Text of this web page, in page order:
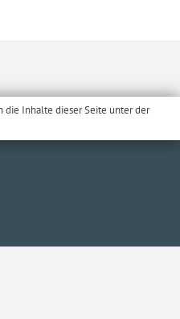
die Inhalte dieser Seite unter der